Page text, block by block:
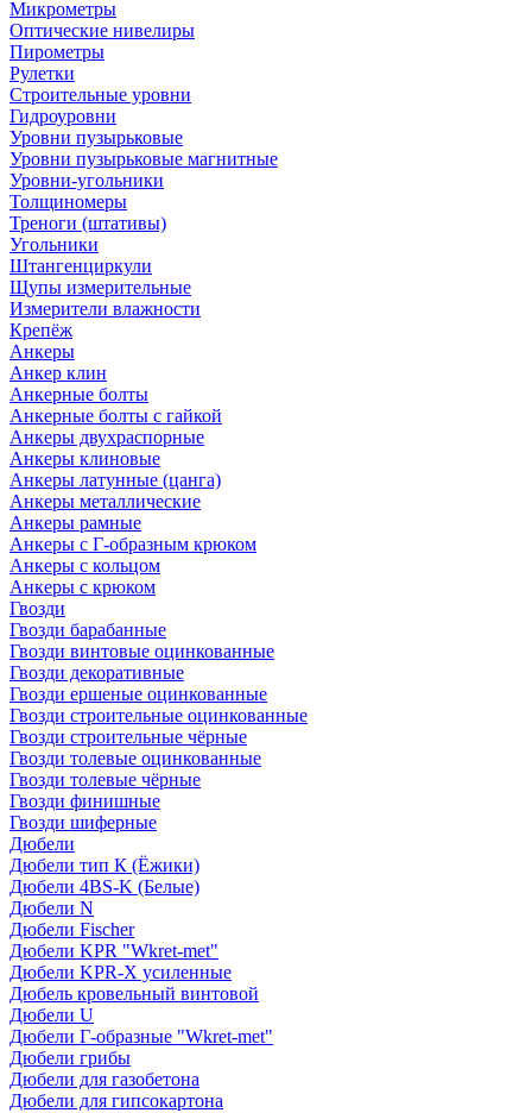
Микрометры
Оптические нивелиры
Пирометры
Рулетки
Строительные уровни
Гидроуровни
Уровни пузырьковые
Уровни пузырьковые магнитные
Уровни-угольники
Толщиномеры
Треноги (штативы)
Угольники
Штангенциркули
Щупы измерительные
Измерители влажности
Крепёж
Анкеры
Анкер клин
Анкерные болты
Анкерные болты с гайкой
Анкеры двухраспорные
Анкеры клиновые
Анкеры латунные (цанга)
Анкеры металлические
Анкеры рамные
Анкеры с Г-образным крюком
Анкеры с кольцом
Анкеры с крюком
Гвозди
Гвозди барабанные
Гвозди винтовые оцинкованные
Гвозди декоративные
Гвозди ершеные оцинкованные
Гвозди строительные оцинкованные
Гвозди строительные чёрные
Гвозди толевые оцинкованные
Гвозди толевые чёрные
Гвозди финишные
Гвозди шиферные
Дюбели
Дюбели тип К (Ёжики)
Дюбели 4BS-K (Белые)
Дюбели N
Дюбели Fischer
Дюбели KPR "Wkret-met"
Дюбели KPR-Х усиленные
Дюбель кровельный винтовой
Дюбели U
Дюбели Г-образные "Wkret-met"
Дюбели грибы
Дюбели для газобетона
Дюбели для гипсокартона